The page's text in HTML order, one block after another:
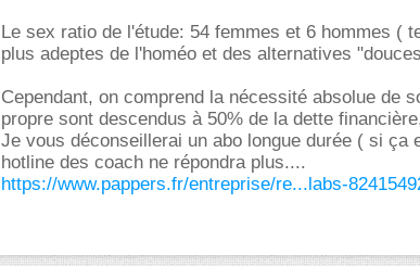
Le sex ratio de l'étude: 54 femmes et 6 hommes (
plus adeptes de l'homéo et des alternatives
Cependant, on comprend la nécessité absolue de
propre sont descendus à 50% de la dette
Je vous déconseillerai un abo longue durée ( si ça
hotline des coach ne répondra plus....
https://www.pappers.fr/entreprise/re...labs-